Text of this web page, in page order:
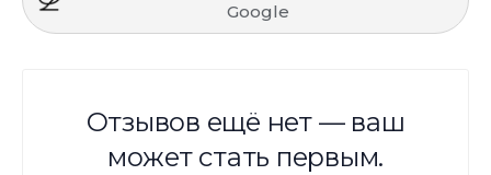
Google
Отзывов ещё нет — ваш
может стать первым.